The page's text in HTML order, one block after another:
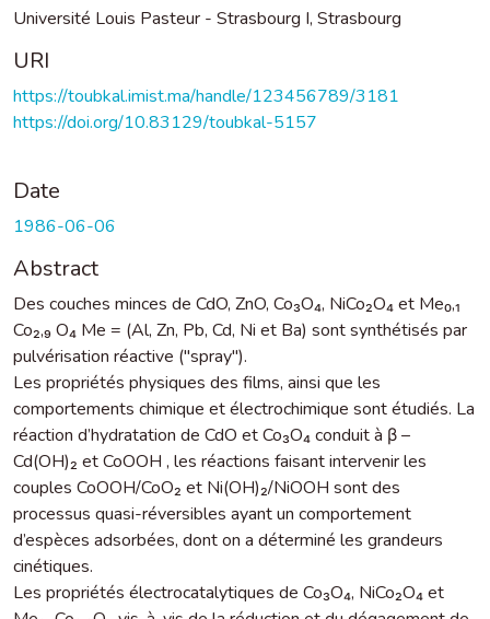
Université Louis Pasteur - Strasbourg I, Strasbourg
URI
https://toubkal.imist.ma/handle/123456789/3181
https://doi.org/10.83129/toubkal-5157
Date
1986-06-06
Abstract
Des couches minces de CdO, ZnO, Co₃O₄, NiCo₂O₄ et Me₀,₁
Co₂,₉ O₄ Me = (Al, Zn, Pb, Cd, Ni et Ba) sont synthétisés par
pulvérisation réactive ("spray").
Les propriétés physiques des films, ainsi que les
comportements chimique et électrochimique sont étudiés. La
réaction d’hydratation de CdO et Co₃O₄ conduit à β –
Cd(OH)₂ et CoOOH , les réactions faisant intervenir les
couples CoOOH/CoO₂ et Ni(OH)₂/NiOOH sont des
processus quasi-réversibles ayant un comportement
d’espèces adsorbées, dont on a déterminé les grandeurs
cinétiques.
Les propriétés électrocatalytiques de Co₃O₄, NiCo₂O₄ et